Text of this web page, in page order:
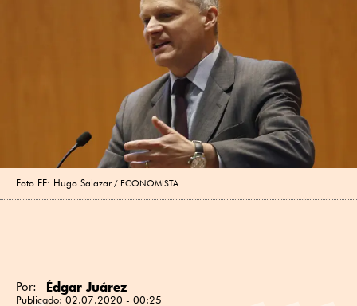
Foto EE: Hugo Salazar ECONOMISTA
Por: Édgar Juárez
Publicado: 02.07.2020 - 00:25